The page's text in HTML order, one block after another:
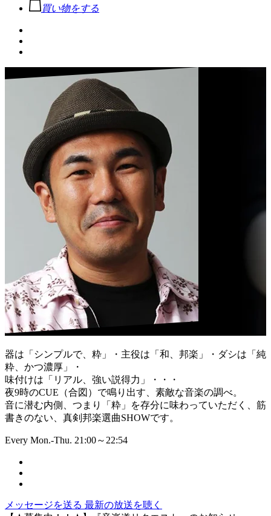
買い物をする
器は「シンプルで、粋」・主役は「和、邦楽」・ダシは「純
粋、かつ濃厚」・
味付けは「リアル、強い説得力」・・・
夜9時のCUE（合図）で鳴り出す、素敵な音楽の調べ。
音に潜む内側、つまり「粋」を存分に味わっていただく、筋
書きのない、真剣邦楽選曲SHOWです。
Every Mon.-Thu. 21:00～22:54
メッセージを送る 最新の放送を聴く